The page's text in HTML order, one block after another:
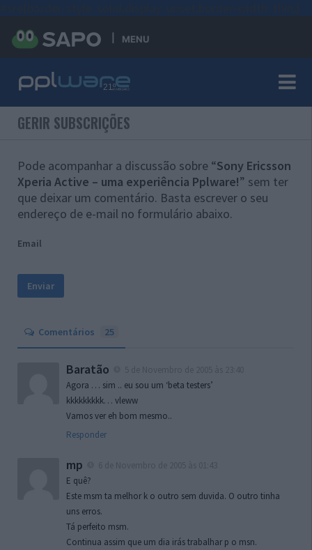
MENU
GERIR SUBSCRIÇÕES
Pode acompanhar a discussão sobre “Sony Ericsson
Xperia Active – uma experiência Pplware!” sem ter
que deixar um comentário. Basta escrever o seu
endereço de e-mail no formulário abaixo.
Email
Comentários 25
Baratão
Agora … sim .. eu sou um ‘beta testers’
kkkkkkkkk… vleww
Vamos ver eh bom mesmo..
Responder
mp
E quê?
Este msm ta melhor k o outro sem duvida. O outro tinha
uns erros.
Tá perfeito msm.
Continua assim que um dia irás trabalhar p o msn.